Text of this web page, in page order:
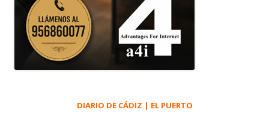
DIARIO DE CÁDIZ | EL PUERTO